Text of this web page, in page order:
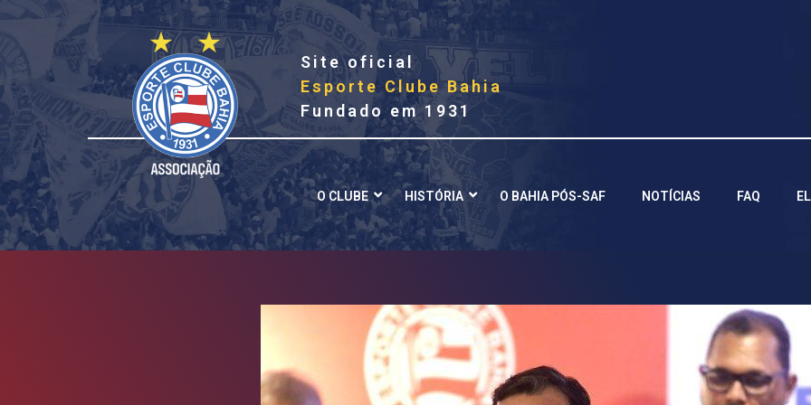
Site oficial
Esporte Clube Bahia
Fundado em 1931
O CLUBE HISTÓRIA O BAHIA PÓS-SAF NOTÍCIAS FAQ